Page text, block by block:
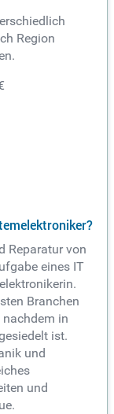
Region
Reparatur von
eines IT
Branchen
in
ist.
und
und